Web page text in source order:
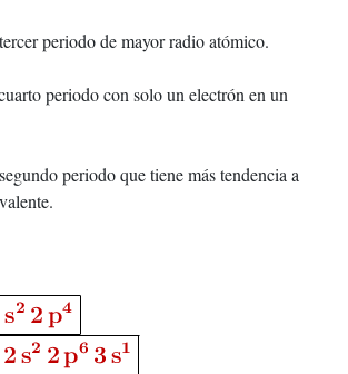
periodo de mayor radio atómico.
periodo con solo un electrón en un
periodo que tiene más tendencia a